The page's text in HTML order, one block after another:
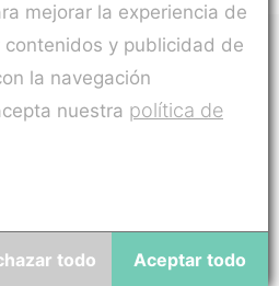
mejorar la experiencia de
y publicidad de
la navegación
nuestra política de
todo Aceptar todo
en marcha
Francia, Italia y